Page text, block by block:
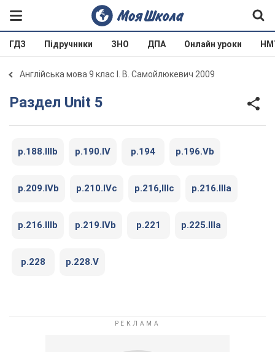
ГДЗ Підручники ЗНО ДПА Онлайн уроки
Англійська мова 9 клас І. В. Самойлюкевич 2009
Раздел Unit 5
p.188.IIIb p.190.IV p.194 p.196.Vb
p.209.IVb p.210.IVc p.216,IIIc p.216.IIIa
p.216.IIIb p.219.IVb p.221 p.225.IIIa
p.228 p.228.V